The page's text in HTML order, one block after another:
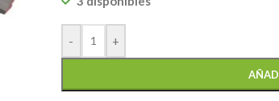
- +